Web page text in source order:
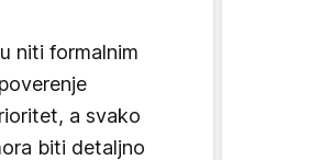
niti formalnim
a svako
biti detaljno